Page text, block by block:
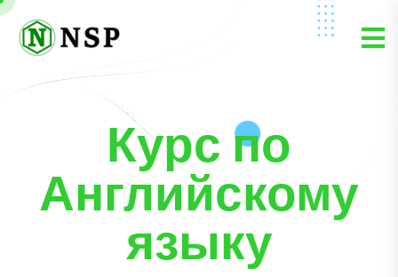
Курс по
Английскому
языку